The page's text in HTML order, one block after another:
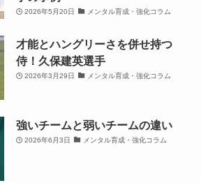
2026年5月20日 メンタル育成・強化コラム
才能とハングリーさを併せ持つ
侍！久保建英選手
2026年3月29日 メンタル育成・強化コラム
強いチームと弱いチームの違い
2026年6月3日 メンタル育成・強化コラム